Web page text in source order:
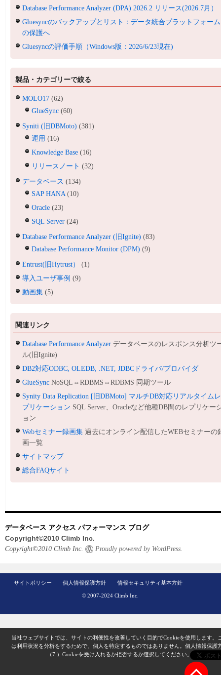
Database Performance Analyzer (DPA) 2026.2 リリース(2026.7月）
Gluesyncのバックアップとリスト：データ統合プラットフォーム
の保護へ
Gluesyncの評価手順（Windows版：2026/6/23現在)
製品・カテゴリーで絞る
MOLO17 (62)
GlueSync (60)
Syniti (旧DBMoto) (381)
運用 (16)
Knowledge Base (16)
リリースノート (32)
データベース (134)
SAP HANA(10)
Oracle (23)
SQL Server (24)
Database Performance Analyzer (旧Ignite) (83)
Database Performance Monitor (DPM) (9)
Entrust(旧Hytrust）
(1)
導入ユーザ事例 (9)
動画集 (5)
関連リンク
Database Performance Analyzer データベースのレスポンス分析ツ
ル(旧Ignite)
DB2対応ODBC, OLEDB, .NET, JDBCドライバ/プロバイダ
GlueSync NoSQL⇔RDBMS⇔RDBMS 同期ツール
Synity Data Replication [旧DBMoto] マルチDB対応リアルタイムレ
プリケーション SQL Server、Oracleなど他種DB間のレプリケー
ョン
Webセミナー録画集 過去にオンライン配信したWEBセミナーの
画一覧
サイトマップ
総合FAQサイト
データベース アクセス パフォーマンス ブログ
Copyright©2010 Climb Inc.
Copyright©2010 Climb Inc. Proudly powered by WordPress.
サイトポリシー 個人情報保護方針 情報セキュリティ基本方針
© 2007-2024 Climb Inc.
当社ウェブサイトでは、サイトの利便性を改善していく目的でCookieを使用します。
は利用状況を分析をするためで、個人を特定するものではありません。 個人情報保護
（7.）Cookieを受け入れるか拒否するか選択してください。